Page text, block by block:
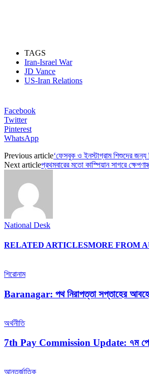
TAGS
Iran-Israel War
JD Vance
US-Iran Relations
Facebook
Twitter
Pinterest
WhatsApp
Previous article‘ফেসবুক ও ইনস্টাগ্রাম শিশুদের জন্য
Next articleপ্রথমবারের মতো কাস্পিয়ান সাগরে
National Desk
RELATED ARTICLESMORE FROM
শিরোনাম
Baranagar: পথ নিরাপত্তা সপ্তাহের আবহেই
অর্থনীতি
7th Pay Commission Update: ৭ম পে
আন্তর্জাতিক